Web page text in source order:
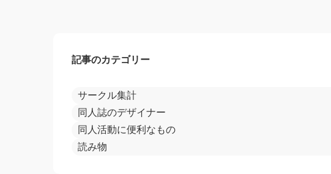
記事のカテゴリー
サークル集計
同人誌のデザイナー
同人活動に便利なもの
読み物